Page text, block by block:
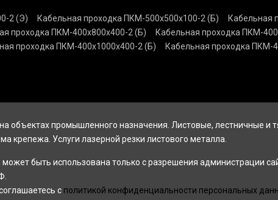
2 (Э) Кабельная проходка ПКМ-500х500х100-2 (Б)
Кабельная
проходка ПКМ-400х800х400-2 (Б)
Кабельная проходка ПКМ-
проходка ПКМ-400х1000х400-2 (Б) Кабельная проходка ПКМ-
объектах промышленного назначения. Листовые, лестничные и
крепежа. Услуги лазерной резки листового металла.
быть использована только с разрешения администрации
с политикой конфиденциальности персональных